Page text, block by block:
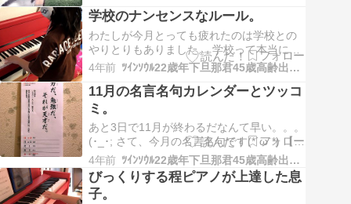
ますが、知的な障害を伴わない【発達障
害】の子供が年々増えていて、その実情の
周知が遅れているため、子供はただの我儘
と言われ、その親は…
学校のナンセンスなルール。
わたしが今月とっても疲れたのは学校との
やりとりもありました。 学校って本当に意
味不明なルールを子供に押し付けてくるん
ですよね。くっそどうでもいい事をいちい
ち子供に言ってくる それなんの意味がある
の？学校に来るならこうしてくださいああ
してください云々。。。 不登校だったけど
元気に…
4年前 ﾂｲﾝｿｳﾙ22歳年下旦那君45歳高齢出産熟女妻の日々徒然
11月の名言名句カレンダーとツッコ
ミ。
あと3日で11月が終わるだなんて早い。。。
(･_･; さて、今月の名言名句です(*´ω`*) 【努
力だ、勉強だ、それが天才だ。】 要約努力
と忍耐の結晶で世界に名を残した学者の言
葉には、大変な重みがある。 まあこれは現
代に於いて、なんだか大袈裟なのでは？世
4年前 ﾂｲﾝｿｳﾙ22歳年下旦那君45歳高齢出産熟女妻の日々徒然
びっくりする程ピアノが上達した息
子。